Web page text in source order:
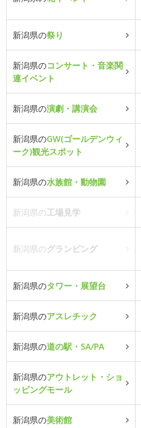
新潟県の祭り
新潟県のコンサート・音楽関
連イベント
新潟県の演劇・講演会
新潟県のGW(ゴールデンウィ
ーク)観光スポット
新潟県の水族館・動物園
新潟県の工場見学
新潟県のグランピング
新潟県のタワー・展望台
新潟県のアスレチック
新潟県の道の駅・SA/PA
新潟県のアウトレット・ショ
ッピングモール
新潟県の美術館